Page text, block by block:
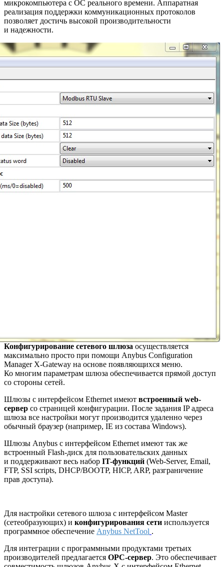
микрокомпьютера с ОС реального времени. Аппаратная
реализация поддержки коммуникационных протоколов
позволяет достичь высокой производительности
и надежности.
Конфигурирование сетевого шлюза осуществляется
максимально просто при помощи Anybus Configuration
Manager X-Gateway на основе появляющихся меню.
Ко многим параметрам шлюза обеспечивается прямой доступ
со стороны сетей.
Шлюзы с интерфейсом Ethernet имеют встроенный web-
сервер со страницей конфигурации. После задания IP адреса
шлюза все настройки могут производится удаленно через
обычный браузер (например, IE из состава Windows).
Шлюзы Anybus с интерфейсом Ethernet имеют так же
встроенный Flash-диск для пользовательских данных
и поддерживают весь набор IT-функций (Web-Server, Email,
FTP, SSI scripts, DHCP/BOOTP, HICP, ARP, разграничение
прав доступа).
Для настройки сетевого шлюза с интерфейсом Master
(сетеобразующих) и конфигурирования сети используется
программное обеспечение Anybus NetTool .
Для интеграции с программными продуктами третьих
производителей предлагается ОРС-сервер. Это обеспечивает